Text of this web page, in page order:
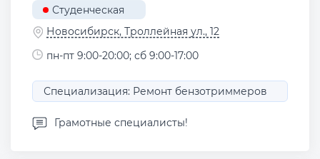
Студенческая
Новосибирск, Троллейная ул., 12
пн-пт 9:00-20:00; сб 9:00-17:00
Специализация: Ремонт бензотриммеров
Грамотные специалисты!